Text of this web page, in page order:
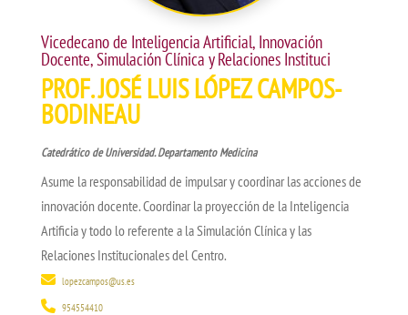
Vicedecano de Inteligencia Artificial, Innovación
Docente, Simulación Clínica y Relaciones Instituci
PROF. JOSÉ LUIS LÓPEZ CAMPOS-
BODINEAU
Catedrático de Universidad. Departamento Medicina
Asume la responsabilidad de impulsar y coordinar las acciones de
innovación docente. Coordinar la proyección de la Inteligencia
Artificia y todo lo referente a la Simulación Clínica y las
Relaciones Institucionales del Centro.
lopezcampos@us.es
954554410